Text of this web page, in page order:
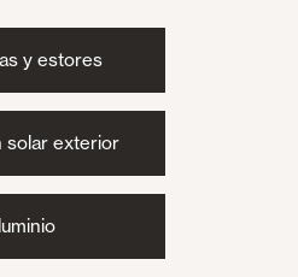
y estores
solar exterior